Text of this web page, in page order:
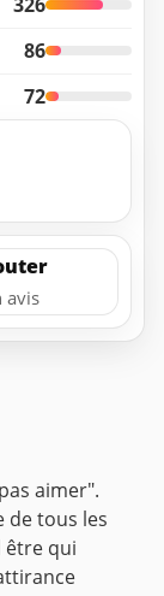
86
72
avis
aimer".
de tous les
être qui